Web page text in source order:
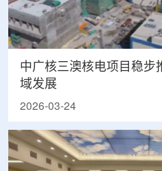
中广核三澳核电项目稳步
域发展
2026-03-24